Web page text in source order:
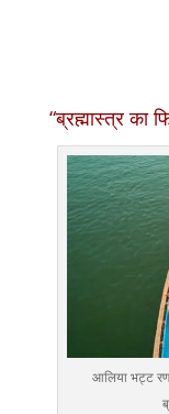
“ब्रह्मास्त्र का
आलिया भट्ट